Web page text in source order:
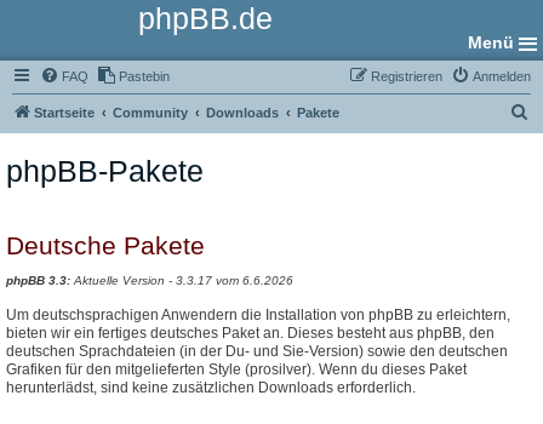
phpBB.de
Menü
FAQ Pastebin Anmelden
Registrieren
Startseite Community Downloads Pakete
phpBB-Pakete
Deutsche Pakete
phpBB 3.3: Aktuelle Version - 3.3.17 vom 6.6.2026
Um deutschsprachigen Anwendern die Installation von phpBB zu erleichtern,
bieten wir ein fertiges deutsches Paket an. Dieses besteht aus phpBB, den
deutschen Sprachdateien (in der Du- und Sie-Version) sowie den deutschen
Grafiken für den mitgelieferten Style (prosilver). Wenn du dieses Paket
herunterlädst, sind keine zusätzlichen Downloads erforderlich.